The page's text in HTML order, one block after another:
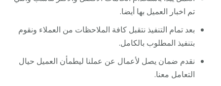
تم اخبار العميل بها أيضا.
بعد تمام التنفيذ نتقبل كافة الملاحظات من العملاء ونقوم
بتنفيذ المطلوب بالكامل.
نقدم ضمان يصل لأعمال عن عملنا ليطمأن العميل حيال
التعامل معنا.